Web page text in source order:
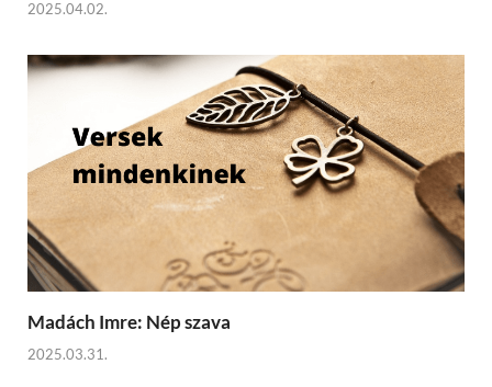
2025.04.02.
Madách Imre: Nép szava
2025.03.31.